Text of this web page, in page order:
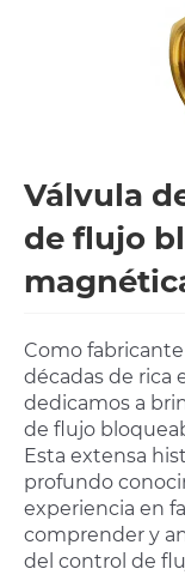
Válvula
de flujo
Como
décadas de rica
dedicamos a
de flujo
Esta extensa
profundo
experiencia en
comprender y
del control de